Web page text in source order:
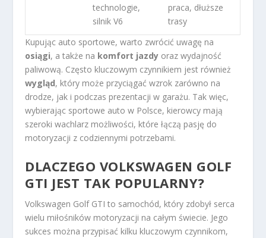
technologie,
silnik V6
praca, dłuższe
trasy
Kupując auto sportowe, warto zwrócić uwagę na
osiągi, a także na komfort jazdy oraz wydajność
paliwową. Często kluczowym czynnikiem jest również
wygląd, który może przyciągać wzrok zarówno na
drodze, jak i podczas prezentacji w garażu. Tak więc,
wybierając sportowe auto w Polsce, kierowcy mają
szeroki wachlarz możliwości, które łączą pasję do
motoryzacji z codziennymi potrzebami.
DLACZEGO VOLKSWAGEN GOLF
GTI JEST TAK POPULARNY?
Volkswagen Golf GTI to samochód, który zdobył serca
wielu miłośników motoryzacji na całym świecie. Jego
sukces można przypisać kilku kluczowym czynnikom,